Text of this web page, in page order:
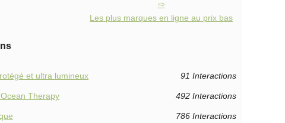
Les plus marques en ligne au prix bas
et ultra lumineux 91 Interactions
Therapy 492 Interactions
786 Interactions